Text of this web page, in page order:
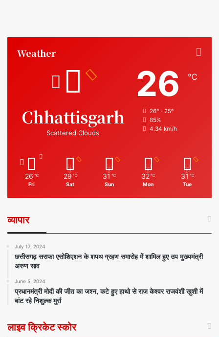
Weather
Chhattisgarh
Scattered Clouds
26 ℃
26º - 25º
85%
4.34 km/h
26 ℃
Fri
29 ℃
Sat
31 ℃
Sun
32 ℃
Mon
31 ℃
Tue
व्यापार
July 17, 2024
छत्तीसगढ़ सराफा एसोशिएशन के शपथ ग्रहण समारोह में शामिल हुए उप मुख्यमंत्री
अरुण साव
June 5, 2024
प्रधानमंत्री मोदी की जीत का जश्न, कटे हुए हाथो से राज केश्वर राजवंशी खुशी में
बांट रहे निशुल्क मुर्रा
लाइव क्रिकेट स्कोर